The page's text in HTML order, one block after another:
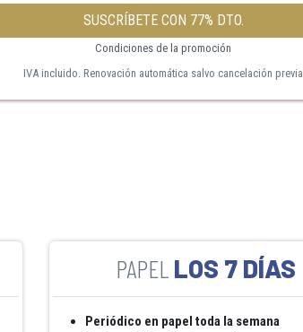
SUSCRÍBETE CON 77% DTO.
Condiciones de la promoción
IVA incluido. Renovación automática salvo cancelación previa
LOS 7 DÍAS
Periódico en papel toda la semana